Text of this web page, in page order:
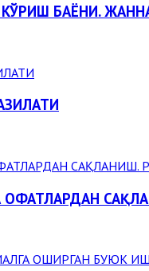
БАЁНИ.
ОФАТЛАРДАН